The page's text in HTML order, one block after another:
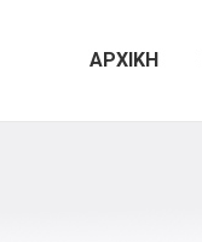
ΑΡΧΙΚΗ